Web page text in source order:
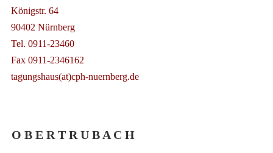
Königstr. 64
90402 Nürnberg
Tel. 0911-23460
Fax 0911-2346162
tagungshaus(at)cph-nuernberg.de
O B E R T R U B A C H